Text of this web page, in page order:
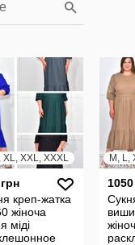
XL, XXL, XXXL
креп-жатка
жіноча
міді
M, L,